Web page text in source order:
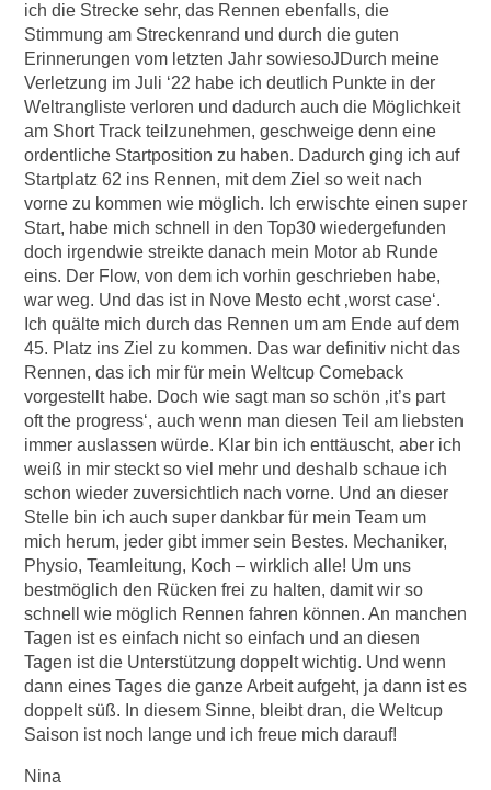
ich die Strecke sehr, das Rennen ebenfalls, die
Stimmung am Streckenrand und durch die guten
Erinnerungen vom letzten Jahr sowiesoJDurch meine
Verletzung im Juli ‘22 habe ich deutlich Punkte in der
Weltrangliste verloren und dadurch auch die Möglichkeit
am Short Track teilzunehmen, geschweige denn eine
ordentliche Startposition zu haben. Dadurch ging ich auf
Startplatz 62 ins Rennen, mit dem Ziel so weit nach
vorne zu kommen wie möglich. Ich erwischte einen super
Start, habe mich schnell in den Top30 wiedergefunden
doch irgendwie streikte danach mein Motor ab Runde
eins. Der Flow, von dem ich vorhin geschrieben habe,
war weg. Und das ist in Nove Mesto echt ‚worst case‘.
Ich quälte mich durch das Rennen um am Ende auf dem
45. Platz ins Ziel zu kommen. Das war definitiv nicht das
Rennen, das ich mir für mein Weltcup Comeback
vorgestellt habe. Doch wie sagt man so schön ‚it’s part
oft the progress‘, auch wenn man diesen Teil am liebsten
immer auslassen würde. Klar bin ich enttäuscht, aber ich
weiß in mir steckt so viel mehr und deshalb schaue ich
schon wieder zuversichtlich nach vorne. Und an dieser
Stelle bin ich auch super dankbar für mein Team um
mich herum, jeder gibt immer sein Bestes. Mechaniker,
Physio, Teamleitung, Koch – wirklich alle! Um uns
bestmöglich den Rücken frei zu halten, damit wir so
schnell wie möglich Rennen fahren können. An manchen
Tagen ist es einfach nicht so einfach und an diesen
Tagen ist die Unterstützung doppelt wichtig. Und wenn
dann eines Tages die ganze Arbeit aufgeht, ja dann ist es
doppelt süß. In diesem Sinne, bleibt dran, die Weltcup
Saison ist noch lange und ich freue mich darauf!
Nina